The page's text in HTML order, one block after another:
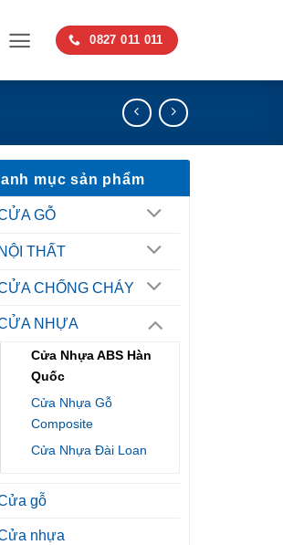
0827 011 011
mục sản phẩm
GỖ
NỘI THẤT
CHỐNG CHÁY
NHỰA
Cửa Nhựa ABS Hàn
Quốc
Cửa Nhựa Gỗ
Composite
Cửa Nhựa Đài Loan
gỗ
nhựa